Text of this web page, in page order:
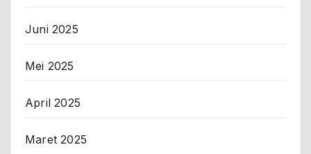
Juni 2025
Mei 2025
April 2025
Maret 2025